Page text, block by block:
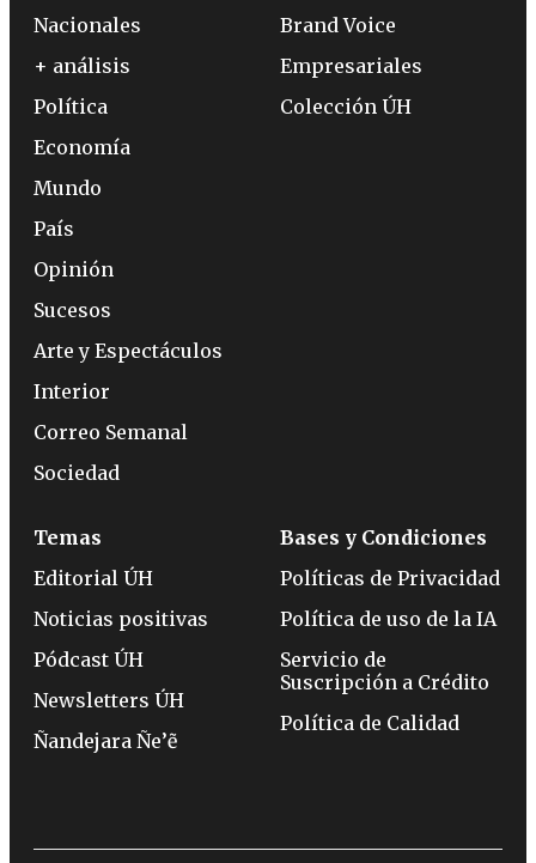
Nacionales
+ análisis
Política
Economía
Mundo
País
Opinión
Sucesos
Arte y Espectáculos
Interior
Correo Semanal
Sociedad
Brand Voice
Empresariales
Colección ÚH
Temas
Editorial ÚH
Noticias positivas
Pódcast ÚH
Newsletters ÚH
Ñandejara Ñe’ẽ
Bases y Condiciones
Políticas de Privacidad
Política de uso de la IA
Servicio de
Suscripción a Crédito
Política de Calidad